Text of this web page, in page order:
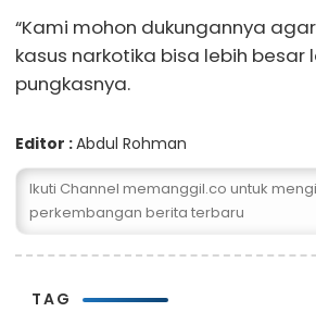
“Kami mohon dukungannya
kasus narkotika bisa lebih besar
pungkasnya.
Editor :Abdul Rohman
Ikuti Channel memanggil.co untuk
perkembangan berita terbaru
TAG